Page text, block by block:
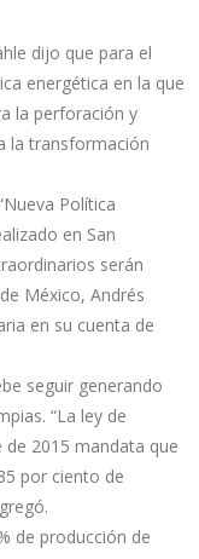
dijo que para el
energética en la que
la perforación y
la transformación
Política
en San
serán
México, Andrés
en su cuenta de
seguir generando
“La ley de
2015 mandata que
por ciento de
de producción de